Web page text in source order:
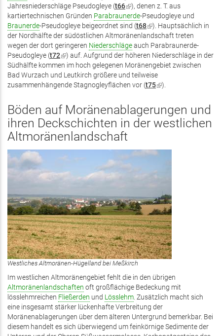
Jahresniederschläge Pseudogleye (t66(Link
ist
extern)
), denen z. T. aus
kartiertechnischen Gründen Parabraunerde-Pseudogleye und
Braunerde-Pseudogleye beigeordnet sind (t68(Link
ist
extern)
). Hauptsächlich in
der Nordhälfte der südöstlichen Altmoränenlandschaft treten
wegen der dort geringeren Niederschlägeauch Parabraunerde-
Pseudogleye (t72(Link
ist
extern)
) auf. Aufgrund der höheren Niederschläge in der
Südhälfte kommen im hoch gelegenen Moränengebiet zwischen
Bad Wurzach und Leutkirch größere und teilweise
zusammenhängende Stagnogleyflächen vor (t75(Link
).
Böden auf Moränenablagerungen und
ihren Deckschichten in der westlichen
Altmoränenlandschaft
Westliches Altmoränen-Hügelland bei Meßkirch
Im westlichen Altmoränengebiet fehlt die in den übrigen
Altmoränenlandschaften oft großflächige Bedeckung mit
lösslehmreichen Fließerden und Lösslehm. Zusätzlich macht sich
eine insgesamt stärker lückenhafte Verbreitung der
Moränenablagerungen über dem älteren Untergrund bemerkbar. Bei
diesem handelt es sich überwiegend um feinkörnige Sedimente der